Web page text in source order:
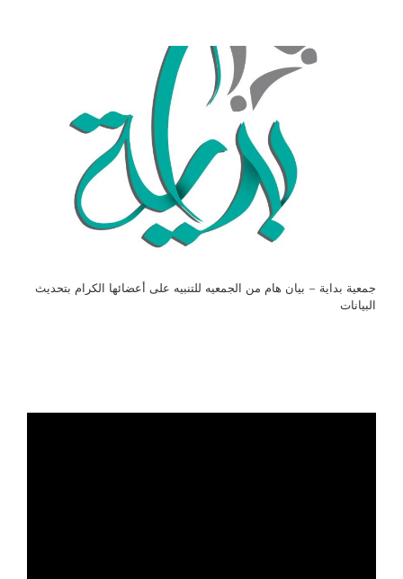
جمعية بداية – بيان هام من الجمعيه للتنبيه على أعضائها الكرام بتحديث
البيانات